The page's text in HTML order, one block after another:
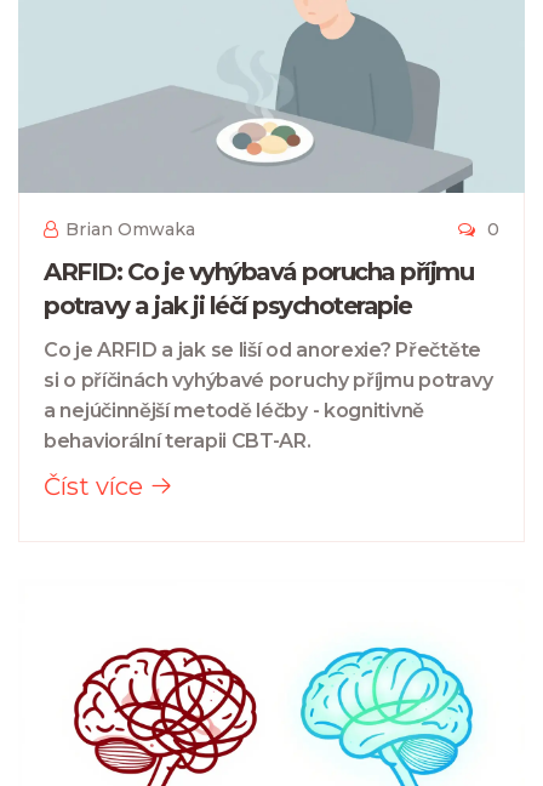
Brian Omwaka 0
ARFID: Co je vyhýbavá porucha příjmu
potravy a jak ji léčí psychoterapie
Co je ARFID a jak se liší od anorexie? Přečtěte
si o příčinách vyhýbavé poruchy příjmu potravy
a nejúčinnější metodě léčby - kognitivně
behaviorální terapii CBT-AR.
Číst více